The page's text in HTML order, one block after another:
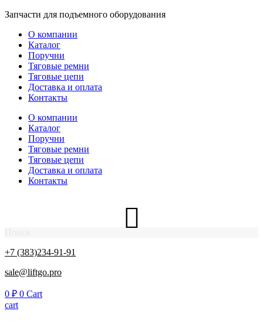
Перейти
содержимому
Запчасти для подъемного оборудования
О компании
Каталог
Поручни
Тяговые ремни
Тяговые цепи
Доставка и оплата
Контакты
О компании
Каталог
Поручни
Тяговые ремни
Тяговые цепи
Доставка и оплата
Контакты
+7 (383)234-91-91
sale@liftgo.pro
0 ₽ 0 Cart
cart